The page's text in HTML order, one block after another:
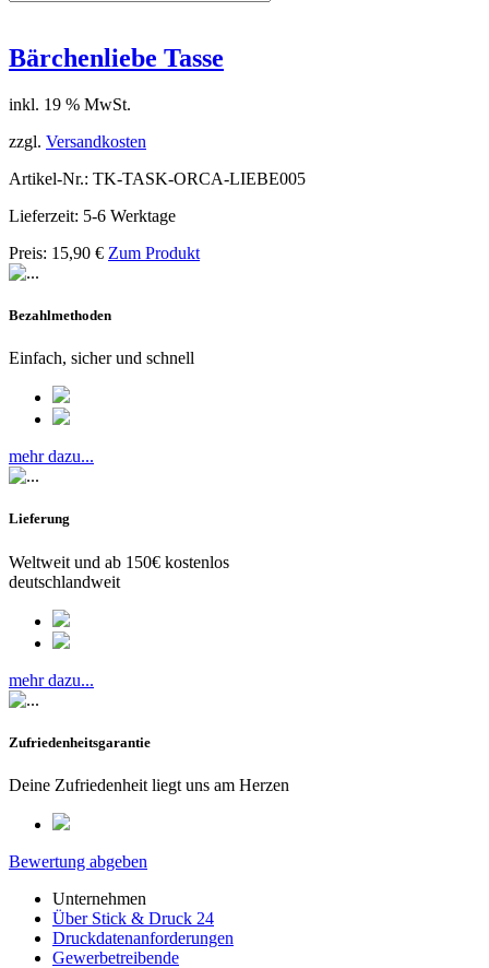
Bärchenliebe Tasse
inkl. 19 % MwSt.
zzgl. Versandkosten
Artikel-Nr.: TK-TASK-ORCA-LIEBE005
Lieferzeit: 5-6 Werktage
Preis: 15,90 € Zum Produkt
Bezahlmethoden
Einfach, sicher und schnell
mehr dazu...
Lieferung
Weltweit und ab 150€ kostenlos
deutschlandweit
mehr dazu...
Zufriedenheitsgarantie
Deine Zufriedenheit liegt uns am Herzen
Bewertung abgeben
Unternehmen
Über Stick & Druck 24
Druckdatenanforderungen
Gewerbetreibende